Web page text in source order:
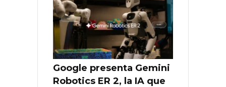
Google presenta Gemini
Robotics ER 2, la IA que